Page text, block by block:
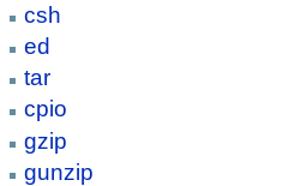
csh
ed
tar
cpio
gzip
gunzip